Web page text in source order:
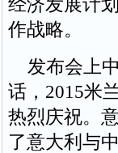
经济发展计
作战略。
发布会上
话，2015米
热烈庆祝。
了意大利与